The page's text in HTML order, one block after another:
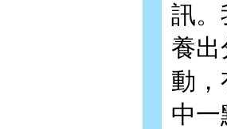
訊。
養
動
中